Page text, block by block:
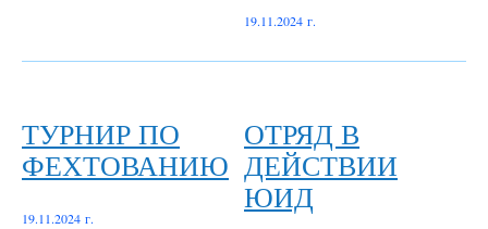
19.11.2024 г.
ТУРНИР ПО
ФЕХТОВАНИЮ
19.11.2024 г.
ОТРЯД В
ДЕЙСТВИИ
ЮИД